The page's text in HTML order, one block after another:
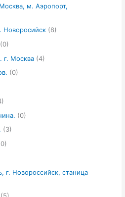
м. Аэропорт,
Новоросийск (8)
(0)
г. Москва (4)
(0)
(0)
(3)
г. Новороссийск, станица